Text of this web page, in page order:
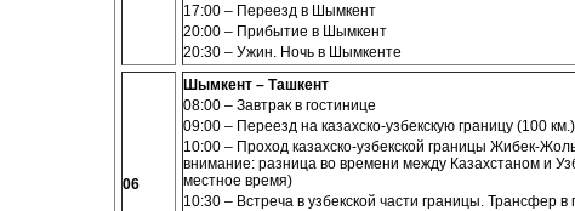
17:00 – Переезд в Шымкент
20:00 – Прибытие в Шымкент
20:30 – Ужин. Ночь в Шымкенте
06
Шымкент – Ташкент
08:00 – Завтрак в гостинице
09:00 – Переезд на казахско-узбекскую границу (100 км.)
10:00 – Проход казахско-узбекской границы Жибек-
внимание: разница во времени между Казахстаном и
местное время)
10:30 – Встреча в узбекской части границы. Трансфер в